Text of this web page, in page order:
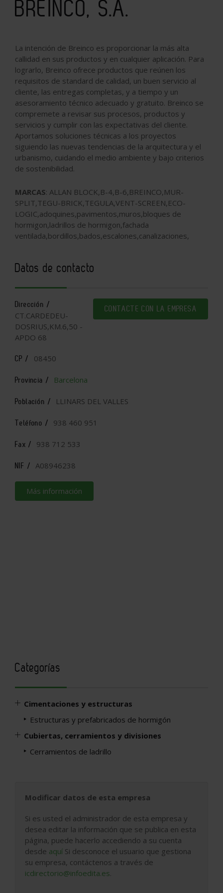
BREINCO, S.A.
La intención de Breinco es proporcionar la más alta
callidad en sus productos y en cualquier aplicación. Para
lograrlo, Breinco ofrece productos que reúnen los
requisitos de standard de calidad, un buen servicio al
cliente, las entregas completas, y a tiempo y un
asesoramiento técnico adecuado y gratuito. Breinco se
compremete a revisar sus procesos, productos y
servicios y cumplir con las expectativas del cliente.
Aportamos soluciones técnicas a los proyectos
siguiendo las nuevas tendencias de la arquitectura y el
urbanismo, cuidando el medio ambiente y bajo criterios
de sostenibilidad.
MARCAS: ALLAN BLOCK,B-4,B-6,BREINCO,MUR-
SPLIT,TEGU-BRICK,TEGULA,VENT-SCREEN,ECO-
LOGIC,adoquines,pavimentos,muros,bloques de
hormigon,ladrillos de hormigon,fachada
ventilada,bordillos,bados,escalones,canalizaciones,
Datos de contacto
CONTACTE CON LA EMPRESA
Dirección /
CT.CARDEDEU-
DOSRIUS,KM.6,50 -
APDO 68
CP / 08450
Provincia / Barcelona
Población / LLINARS DEL VALLES
Teléfono / 938 460 951
Fax / 938 712 533
NIF / A08946238
Más información
Categorías
Cimentaciones y estructuras
Estructuras y prefabricados de hormigón
Cubiertas, cerramientos y divisiones
Cerramientos de ladrillo
Modificar datos de esta empresa
Si es usted el administrador de esta empresa y
desea editar la información que se publica en esta
página, puede hacerlo accediendo a su cuenta
desde aquí Si desconoce el usuario que gestiona
su empresa, contáctenos a través de
icdirectorio@infoedita.es.